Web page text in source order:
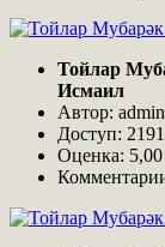
Тойлар
Исмаил
Автор: admin
Доступ: 2191
Оценка: